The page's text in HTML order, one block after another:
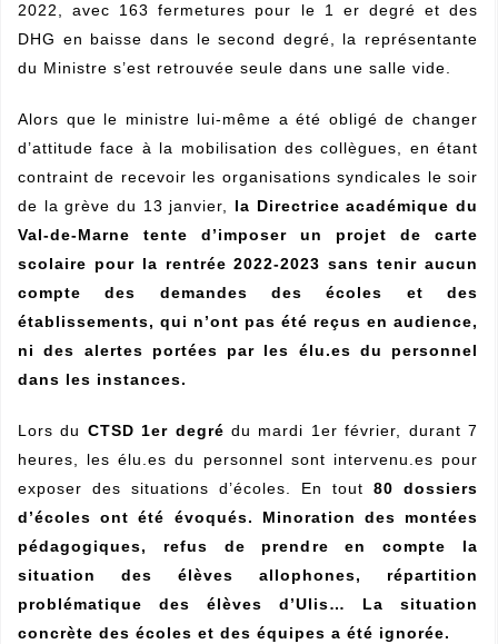
2022, avec 163 fermetures pour le 1 er degré et des
DHG en baisse dans le second degré, la représentante
du Ministre s’est retrouvée seule dans une salle vide.
Alors que le ministre lui-même a été obligé de changer
d’attitude face à la mobilisation des collègues, en étant
contraint de recevoir les organisations syndicales le soir
de la grève du 13 janvier, la Directrice académique du
Val-de-Marne tente d’imposer un projet de carte
scolaire pour la rentrée 2022-2023 sans tenir aucun
compte des demandes des écoles et des
établissements, qui n’ont pas été reçus en audience,
ni des alertes portées par les élu.es du personnel
dans les instances.
Lors du CTSD 1er degré du mardi 1er février, durant 7
heures, les élu.es du personnel sont intervenu.es pour
exposer des situations d’écoles. En tout 80 dossiers
d’écoles ont été évoqués. Minoration des montées
pédagogiques, refus de prendre en compte la
situation des élèves allophones, répartition
problématique des élèves d’Ulis… La situation
concrète des écoles et des équipes a été ignorée.